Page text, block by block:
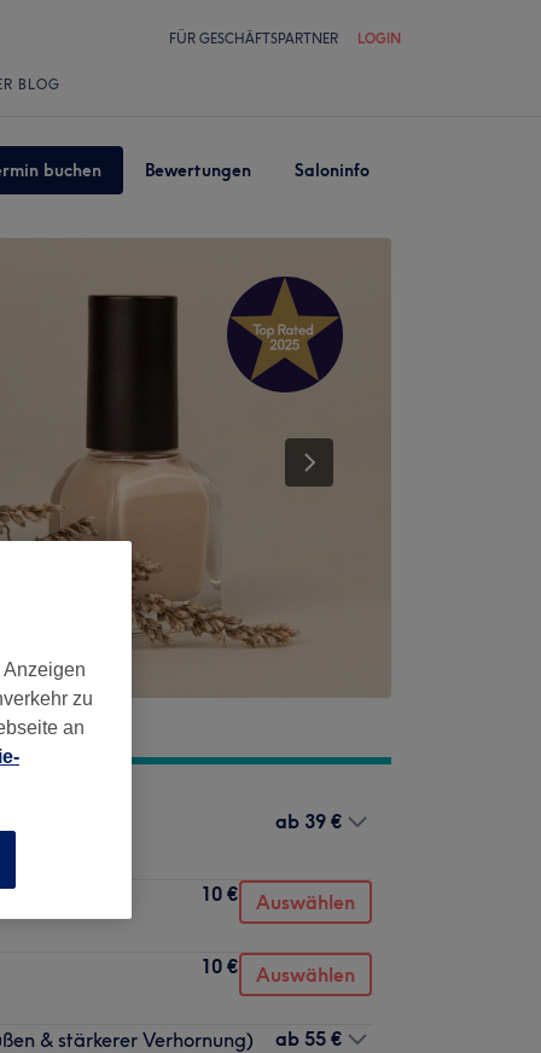
FÜR GESCHÄFTSPARTNER LOGIN
BLOG
buchen Bewertungen Saloninfo
ab 39 €
10 € Auswählen
10 € Auswählen
& stärkerer Verhornung) ab 55 €
zu
an